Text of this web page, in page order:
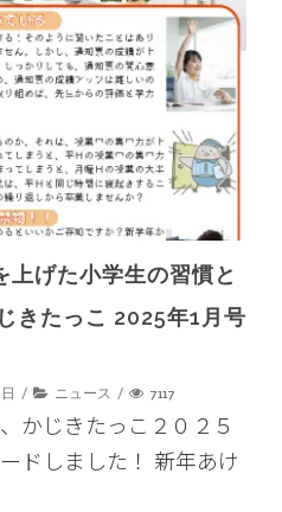
上げた小学生の習慣と
きたっこ 2025年1月号
ニュース 7117
かじきたっこ２０２５
ドしました！ 新年あけ